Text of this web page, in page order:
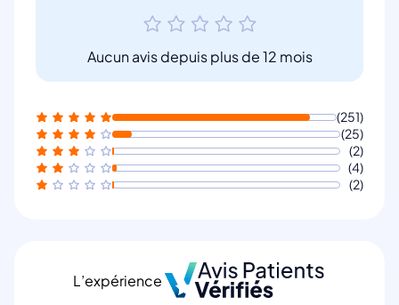
Aucun avis depuis plus de 12 mois
(251)
(25)
(2)
(4)
(2)
L’expérience